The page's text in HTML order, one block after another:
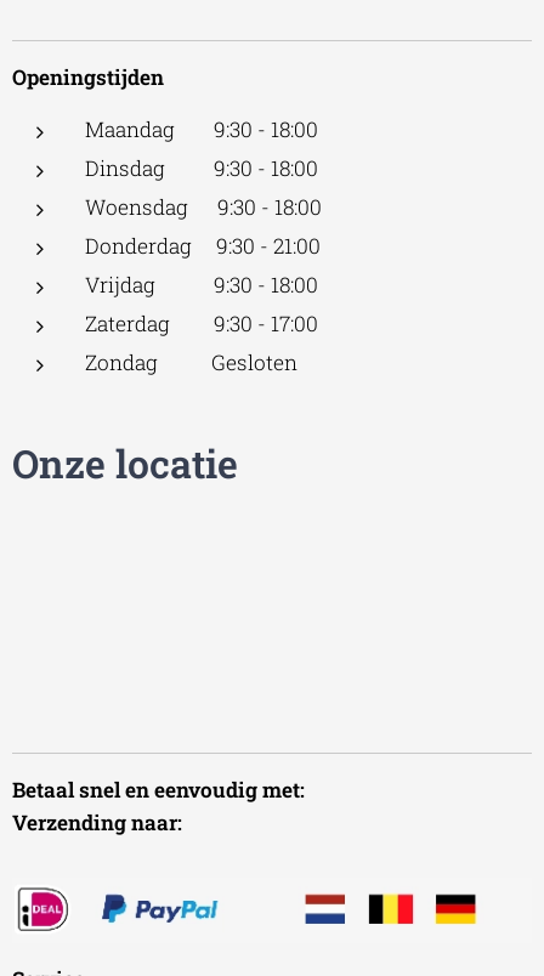
Openingstijden
Maandag 9:30 - 18:00
Dinsdag 9:30 - 18:00
Woensdag 9:30 - 18:00
Donderdag 9:30 - 21:00
Vrijdag 9:30 - 18:00
Zaterdag 9:30 - 17:00
Zondag Gesloten
Onze locatie
Betaal snel en eenvoudig met:
Verzending naar: